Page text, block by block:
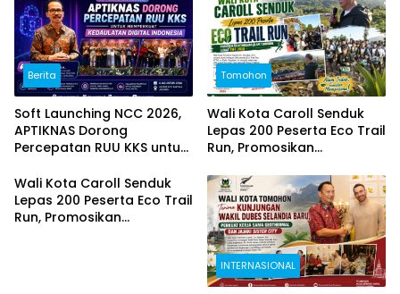
Berita
Soft Launching NCC 2026,
APTIKNAS Dorong
Percepatan RUU KKS untuk
Digital Indonesia
Tomohon
Wali Kota Caroll Senduk
Lepas 200 Peserta Eco Trail
Run, Promosikan
Lewat TIFF 2026
Wali Kota Caroll Senduk
Lepas 200 Peserta Eco Trail
Run, Promosikan
INTERNASIONAL